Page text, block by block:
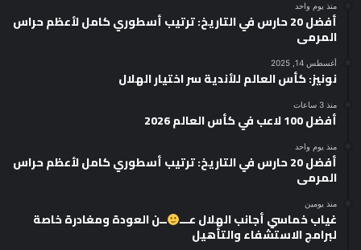
منذ يوم واحد
أفضل 20 حارس في التاريخ: ترتيب أسطوري كامل لأعظم حراس
المرمى
أغسطس 14, 2025
نونيز: كأس العالم للأندية سر اختيار الهلال
منذ 3 ساعات
أفضل 100 لاعب في كأس العالم 2026
منذ يوم واحد
أفضل 20 حارس في التاريخ: ترتيب أسطوري كامل لأعظم حراس
المرمى
منذ يومين
غياب خماسي أجانب الهلال عـــ ــن العودة ومغادرة خاصة
لبرامج الاستشفاء والتأهيل